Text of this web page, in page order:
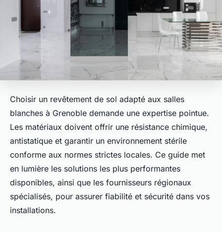
Choisir un revêtement de sol adapté aux salles
blanches à Grenoble demande une expertise pointue.
Les matériaux doivent offrir une résistance chimique,
antistatique et garantir un environnement stérile
conforme aux normes strictes locales. Ce guide met
en lumière les solutions les plus performantes
disponibles, ainsi que les fournisseurs régionaux
spécialisés, pour assurer fiabilité et sécurité dans vos
installations.